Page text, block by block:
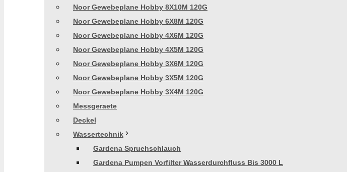
Noor Gewebeplane Hobby 8X10M 120G
Noor Gewebeplane Hobby 6X8M 120G
Noor Gewebeplane Hobby 4X6M 120G
Noor Gewebeplane Hobby 4X5M 120G
Noor Gewebeplane Hobby 3X6M 120G
Noor Gewebeplane Hobby 3X5M 120G
Noor Gewebeplane Hobby 3X4M 120G
Messgeraete
Deckel
Wassertechnik
Gardena Spruehschlauch
Gardena Pumpen Vorfilter Wasserdurchfluss Bis 3000 L